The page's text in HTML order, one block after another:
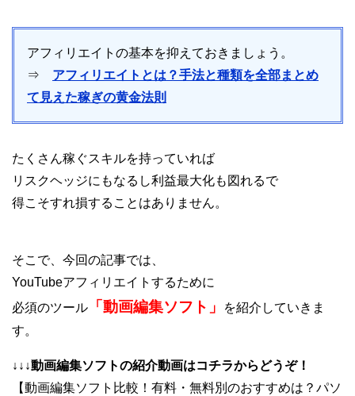
アフィリエイトの基本を抑えておきましょう。
⇒ アフィリエイトとは？手法と種類を全部まとめ
て見えた稼ぎの黄金法則
たくさん稼ぐスキルを持っていれば
リスクヘッジにもなるし利益最大化も図れるで
得こそすれ損することはありません。
そこで、今回の記事では、
YouTubeアフィリエイトするために
必須のツール
「動画編集ソフト」
を紹介していきま
す。
↓↓↓動画編集ソフトの紹介動画はコチラからどうぞ！
【動画編集ソフト比較！有料・無料別のおすすめは？パソ